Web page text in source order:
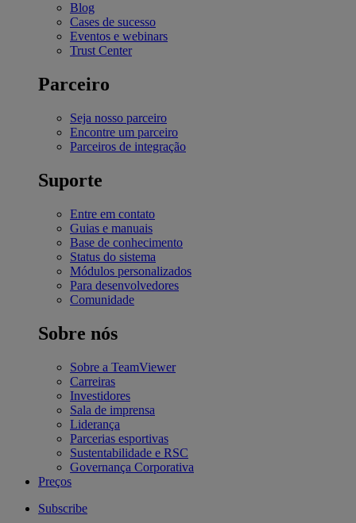
Blog
Cases de sucesso
Eventos e webinars
Trust Center
Parceiro
Seja nosso parceiro
Encontre um parceiro
Parceiros de integração
Suporte
Entre em contato
Guias e manuais
Base de conhecimento
Status do sistema
Módulos personalizados
Para desenvolvedores
Comunidade
Sobre nós
Sobre a TeamViewer
Carreiras
Investidores
Sala de imprensa
Liderança
Parcerias esportivas
Sustentabilidade e RSC
Governança Corporativa
Preços
Subscribe